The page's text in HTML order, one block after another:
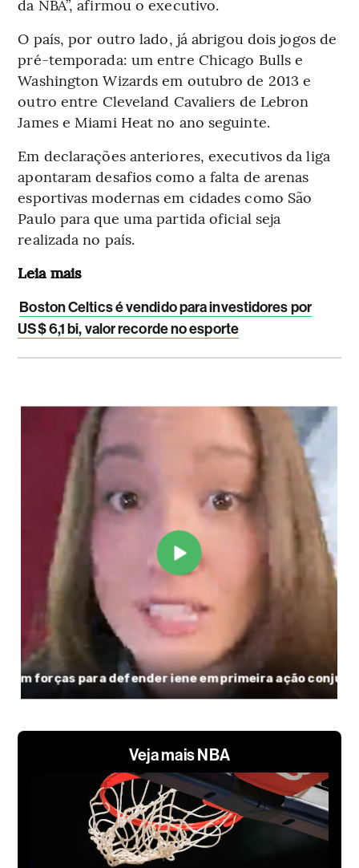
da NBA”, afirmou o executivo.
O país, por outro lado, já abrigou dois jogos de
pré-temporada: um entre Chicago Bulls e
Washington Wizards em outubro de 2013 e
outro entre Cleveland Cavaliers de Lebron
James e Miami Heat no ano seguinte.
Em declarações anteriores, executivos da liga
apontaram desafios como a falta de arenas
esportivas modernas em cidades como São
Paulo para que uma partida oficial seja
realizada no país.
Leia mais
Boston Celtics é vendido para investidores por
US$ 6,1 bi, valor recorde no esporte
Veja mais NBA